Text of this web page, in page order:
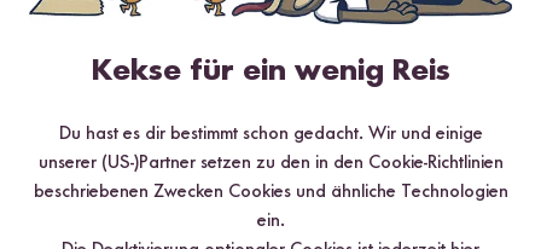
Kekse für ein wenig Reis
Du hast es dir bestimmt schon gedacht. Wir und einige
unserer (US-)Partner setzen zu den in den Cookie-Richtlinien
beschriebenen Zwecken Cookies und ähnliche Technologien
ein.